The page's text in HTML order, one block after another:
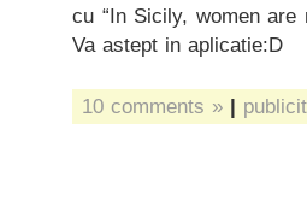
cu “In Sicily, women are
Va astept in aplicatie:D
10 comments » |